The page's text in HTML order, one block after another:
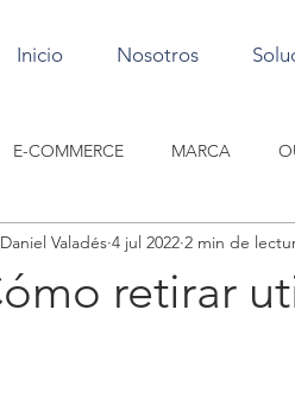
Inicio Nosotros
E-COMMERCE MARCA
DERECHO SOCIETARIO
retirar
Daniel Valadés 4 jul 2022 2 min de